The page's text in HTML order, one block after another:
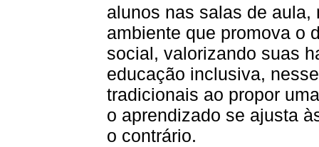
alunos nas salas de
ambiente que promova o
social, valorizando suas
educação inclusiva,
tradicionais ao propor
o aprendizado se ajusta
o contrário.